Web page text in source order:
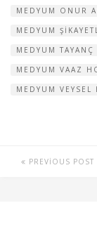
MEDYUM ONUR
MEDYUM
MEDYUM TAYANÇ
MEDYUM VAAZ
MEDYUM VEYSEL
PREVIOUS POST